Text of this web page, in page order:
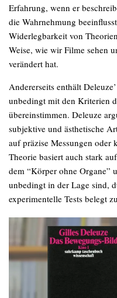
Erfahrung, wenn er
die Wahrnehmung
Widerlegbarkeit von
Weise, wie wir Filme sehen
verändert hat.
Andererseits enthält
unbedingt mit den Kriterien
übereinstimmen. Deleuze
subjektive und ästhetische
auf präzise Messungen oder
Theorie basiert auch stark
dem “Körper ohne Organe”
unbedingt in der Lage sind,
experimentelle Tests belegt